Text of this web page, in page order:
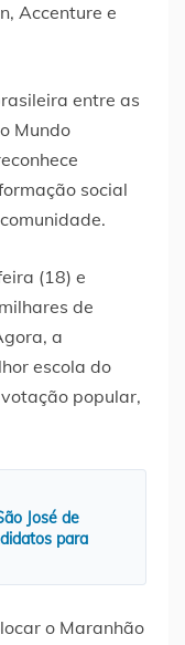
Accenture e
entre as
Mundo
social
(18) e
de
a
escola do
popular,
José de
para
o Maranhão